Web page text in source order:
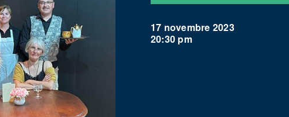
17 novembre 2023
20:30 pm